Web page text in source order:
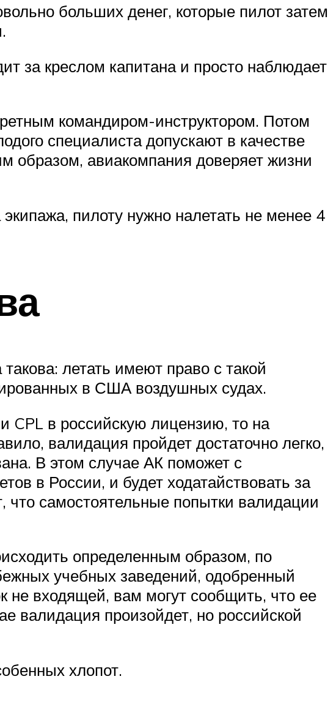
больших денег, которые пилот затем
за креслом капитана и просто наблюдает
командиром-инструктором. Потом
специалиста допускают в качестве
образом, авиакомпания доверяет жизни
пилоту нужно налетать не менее 4
летать имеют право с такой
в США воздушных судах.
CPL в российскую лицензию, то на
валидация пройдет достаточно легко,
В этом случае АК поможет с
в России, и будет ходатайствовать за
что самостоятельные попытки валидации
определенным образом, по
учебных заведений, одобренный
не входящей, вам могут сообщить, что ее
валидация произойдет, но российской
хлопот.